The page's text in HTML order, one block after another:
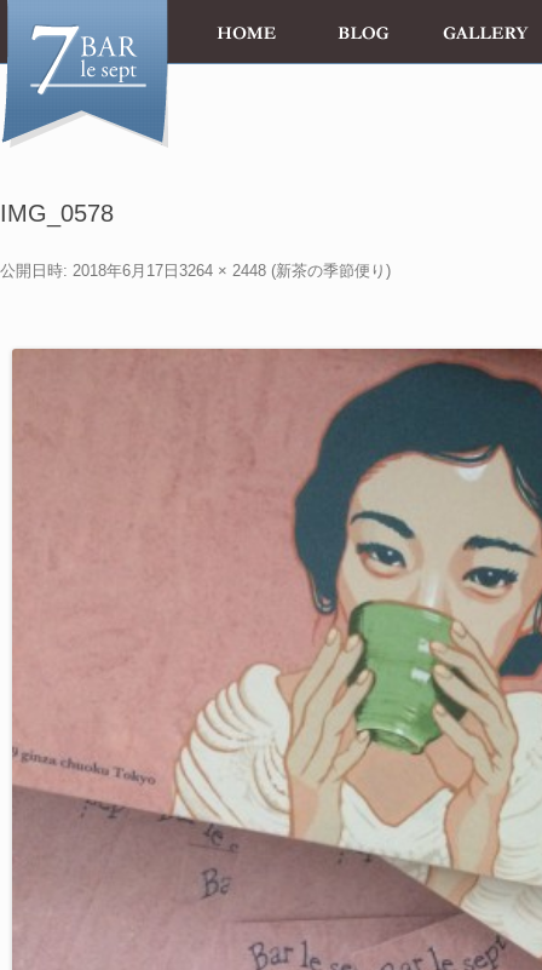
IMG_0578
公開日時: 2018年6月17日 3264 × 2448 (新茶の季節便り )